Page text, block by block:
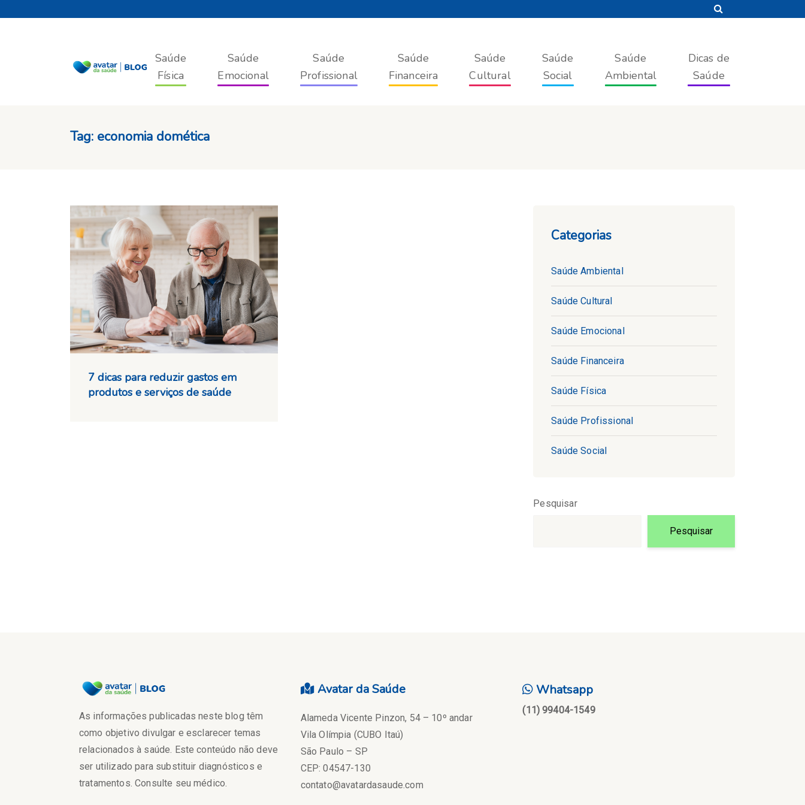
Saúde
Física
Saúde
Emocional
Saúde
Profissional
Saúde
Financeira
Saúde
Cultural
Saúde
Social
Saúde
Ambiental
Dicas de
Saúde
Tag: economia domética
7 dicas para reduzir gastos em
produtos e serviços de saúde
Categorias
Saúde Ambiental
Saúde Cultural
Saúde Emocional
Saúde Financeira
Saúde Física
Saúde Profissional
Saúde Social
Pesquisar
Pesquisar
As informações publicadas neste blog têm
como objetivo divulgar e esclarecer temas
relacionados à saúde. Este conteúdo não deve
ser utilizado para substituir diagnósticos e
tratamentos. Consulte seu médico.
Avatar da Saúde
Alameda Vicente Pinzon, 54 – 10º andar
Vila Olímpia (CUBO Itaú)
São Paulo – SP
CEP: 04547-130
contato@avatardasaude.com
Whatsapp
(11) 99404-1549